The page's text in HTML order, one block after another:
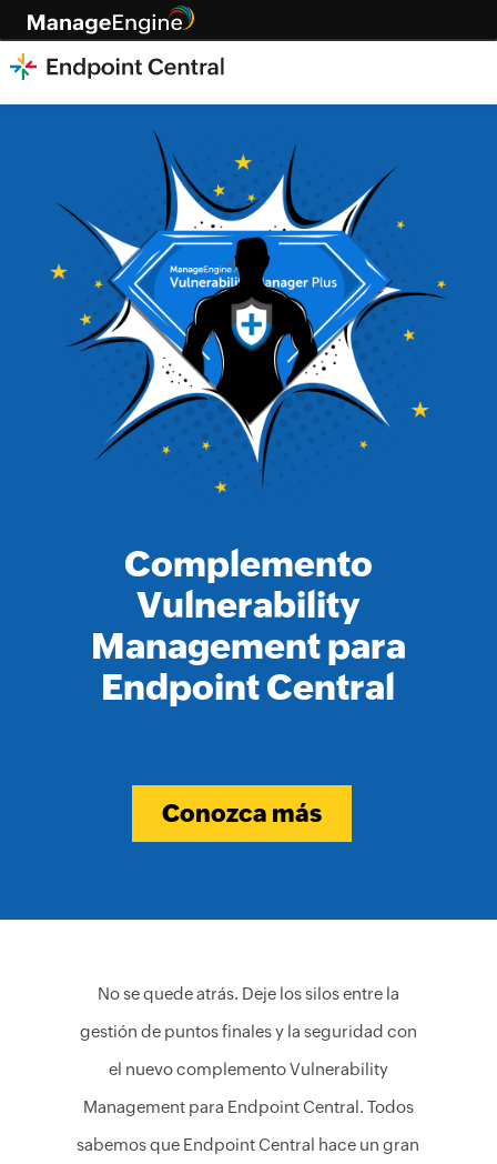
Complemento
Vulnerability
Management para
Endpoint Central
Conozca más
No se quede atrás. Deje los silos entre la
gestión de puntos finales y la seguridad con
el nuevo complemento Vulnerability
Management para Endpoint Central. Todos
sabemos que Endpoint Central hace un gran